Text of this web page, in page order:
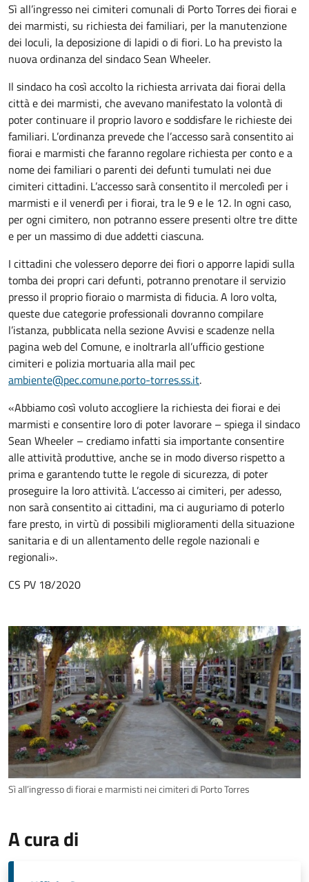
Sì all’ingresso nei cimiteri comunali di Porto Torres dei fiorai e
dei marmisti, su richiesta dei familiari, per la manutenzione
dei loculi, la deposizione di lapidi o di fiori. Lo ha previsto la
nuova ordinanza del sindaco Sean Wheeler.
Il sindaco ha così accolto la richiesta arrivata dai fiorai della
città e dei marmisti, che avevano manifestato la volontà di
poter continuare il proprio lavoro e soddisfare le richieste dei
familiari. L’ordinanza prevede che l’accesso sarà consentito ai
fiorai e marmisti che faranno regolare richiesta per conto e a
nome dei familiari o parenti dei defunti tumulati nei due
cimiteri cittadini. L’accesso sarà consentito il mercoledì per i
marmisti e il venerdì per i fiorai, tra le 9 e le 12. In ogni caso,
per ogni cimitero, non potranno essere presenti oltre tre ditte
e per un massimo di due addetti ciascuna.
I cittadini che volessero deporre dei fiori o apporre lapidi sulla
tomba dei propri cari defunti, potranno prenotare il servizio
presso il proprio fioraio o marmista di fiducia. A loro volta,
queste due categorie professionali dovranno compilare
l’istanza, pubblicata nella sezione Avvisi e scadenze nella
pagina web del Comune, e inoltrarla all’ufficio gestione
cimiteri e polizia mortuaria alla mail pec
ambiente@pec.comune.porto-torres.ss.it.
«Abbiamo così voluto accogliere la richiesta dei fiorai e dei
marmisti e consentire loro di poter lavorare – spiega il sindaco
Sean Wheeler – crediamo infatti sia importante consentire
alle attività produttive, anche se in modo diverso rispetto a
prima e garantendo tutte le regole di sicurezza, di poter
proseguire la loro attività. L’accesso ai cimiteri, per adesso,
non sarà consentito ai cittadini, ma ci auguriamo di poterlo
fare presto, in virtù di possibili miglioramenti della situazione
sanitaria e di un allentamento delle regole nazionali e
regionali».
CS PV 18/2020
Sì all’ingresso di fiorai e marmisti nei cimiteri di Porto Torres
A cura di